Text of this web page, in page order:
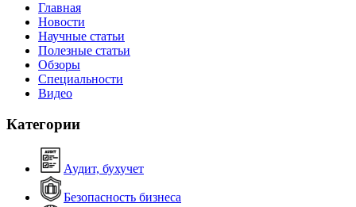
Главная
Новости
Научные статьи
Полезные статьи
Обзоры
Специальности
Видео
Категории
Аудит, бухучет
Безопасность бизнеса